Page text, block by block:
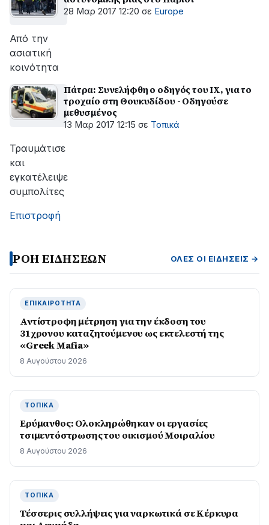
28 Μαρ 2017 12:20 σε Europe
Από την
ασιατική
κοινότητα
Πάτρα: Συνελήφθη ο οδηγός του ΙΧ, για το
τροχαίο στη Θουκυδίδου - Οδηγούσε
μεθυσμένος
13 Μαρ 2017 12:15 σε Τοπικά
Τραυμάτισε
και
εγκατέλειψε
συμπολίτες
Επιστροφή
ΡΟΗ ΕΙΔΗΣΕΩΝ ΌΛΕΣ ΟΙ ΕΙΔΉΣΕΙΣ →
ΕΠΙΚΑΙΡΌΤΗΤΑ
Αντίστροφη μέτρηση για την έκδοση του
31χρονου καταζητούμενου ως εκτελεστή της
«Greek Mafia»
8 Αυγούστου 2026
ΤΟΠΙΚΆ
Ερύμανθος: Ολοκληρώθηκαν οι εργασίες
τσιμεντόστρωσης του οικισμού Μοιραλίου
8 Αυγούστου 2026
ΤΟΠΙΚΆ
Τέσσερις συλλήψεις για ναρκωτικά σε Κέρκυρα